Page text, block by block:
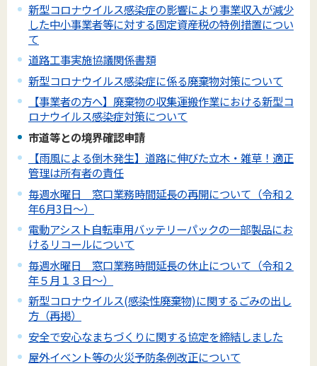
新型コロナウイルス感染症の影響により事業収入が減少
した中小事業者等に対する固定資産税の特例措置につい
て
道路工事実施協議関係書類
新型コロナウイルス感染症に係る廃棄物対策について
【事業者の方へ】廃棄物の収集運搬作業における新型コ
ロナウイルス感染症対策について
市道等との境界確認申請
【雨風による倒木発生】道路に伸びた立木・雑草！適正
管理は所有者の責任
毎週水曜日 窓口業務時間延長の再開について（令和２
年6月3日～）
電動アシスト自転車用バッテリーパックの一部製品にお
けるリコールについて
毎週水曜日 窓口業務時間延長の休止について（令和２
年５月１３日～）
新型コロナウイルス(感染性廃棄物)に関するごみの出し
方（再掲）
安全で安心なまちづくりに関する協定を締結しました
屋外イベント等の火災予防条例改正について